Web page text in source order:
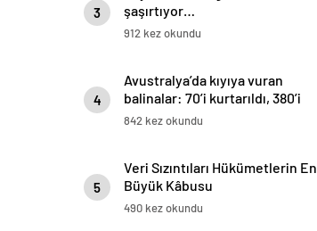
3
şaşırtıyor…
912 kez okundu
4
Avustralya’da kıyıya vuran
balinalar: 70’i kurtarıldı, 380’i
öldü
842 kez okundu
5
Veri Sızıntıları Hükümetlerin En
Büyük Kâbusu
490 kez okundu